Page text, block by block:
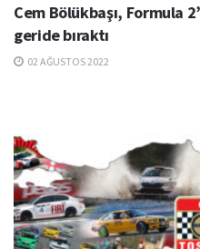
Cem Bölükbaşı, Formula
geride bıraktı
02 AĞUSTOS 2022